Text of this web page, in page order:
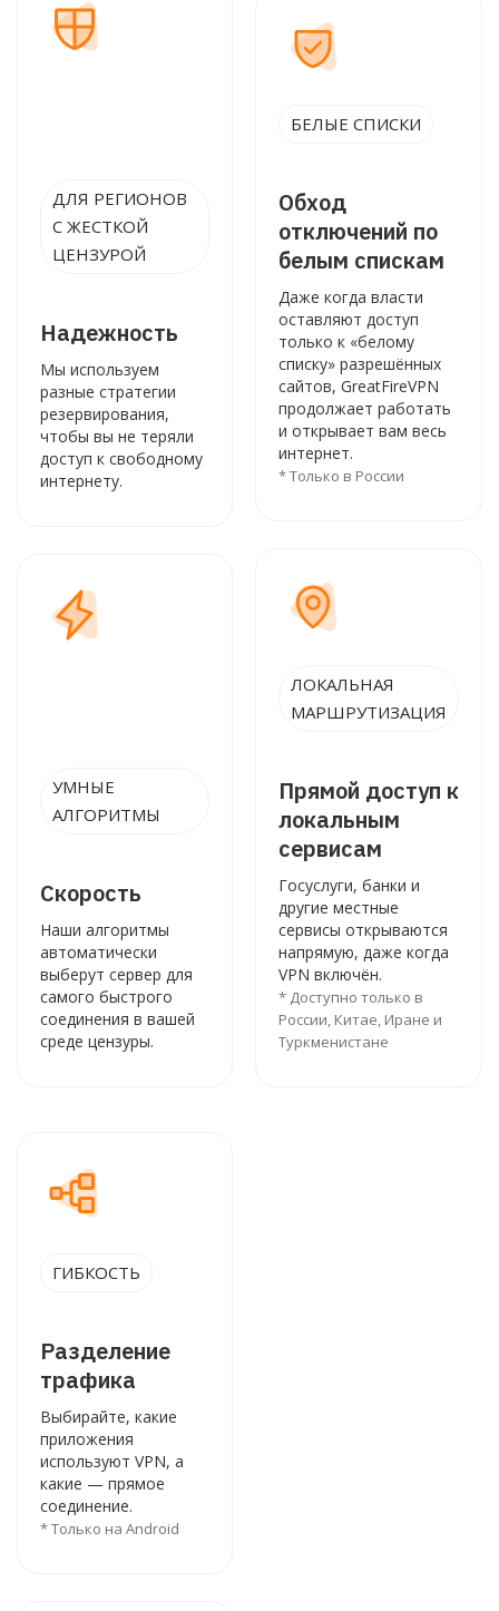
ДЛЯ РЕГИОНОВ
С ЖЕСТКОЙ
ЦЕНЗУРОЙ
Надежность
Мы используем
разные стратегии
резервирования,
чтобы вы не теряли
доступ к свободному
интернету.
УМНЫЕ
АЛГОРИТМЫ
Скорость
Наши алгоритмы
автоматически
выберут сервер для
самого быстрого
соединения в вашей
среде цензуры.
ГИБКОСТЬ
Разделение
трафика
Выбирайте, какие
приложения
используют VPN, а
какие — прямое
соединение.
* Только на Android
БЕЛЫЕ СПИСКИ
Обход
отключений по
белым спискам
Даже когда власти
оставляют доступ
только к «белому
списку» разрешённых
сайтов, GreatFireVPN
продолжает работать
и открывает вам весь
интернет.
* Только в России
ЛОКАЛЬНАЯ
МАРШРУТИЗАЦИЯ
Прямой доступ к
локальным
сервисам
Госуслуги, банки и
другие местные
сервисы открываются
напрямую, даже когда
VPN включён.
* Доступно только в
России, Китае, Иране и
Туркменистане